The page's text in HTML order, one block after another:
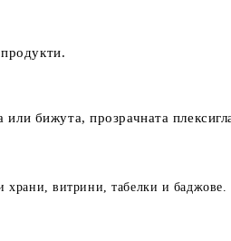
бижута, прозрачната
храни, витрини, табелки и